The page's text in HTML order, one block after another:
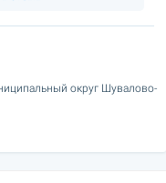
округ Шувалово-